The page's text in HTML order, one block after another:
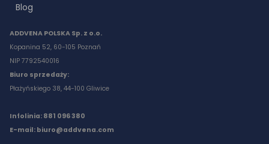
Blog
ADDVENA POLSKA Sp. z o.o.
Kopanina 52, 60-105 Poznań
NIP 7792540016
Biuro sprzedaży:
Płażyńskiego 38, 44-100 Gliwice
Infolinia: 881 096 380
E-mail: biuro@addvena.com